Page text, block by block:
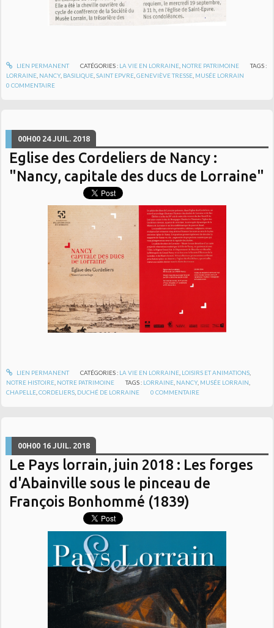
LIEN PERMANENT CATÉGORIES : LA VIE EN LORRAINE, NOTRE PATRIMOINE
TAGS :
LORRAINE NANCY, BASILIQUE ,SAINT EPVRE ,GENEVIÈVE TRESSE MUSÉE LORRAIN
0 COMMENTAIRE
00H00 24 JUIL. 2018
Eglise des Cordeliers de Nancy :
"Nancy, capitale des ducs de Lorraine"
LIEN PERMANENT CATÉGORIES : LA VIE EN LORRAINE, LOISIRS ET ANIMATIONS,
NOTRE HISTOIRE NOTRE PATRIMOINE TAGS : LORRAINE NANCY, MUSÉE LORRAIN
CHAPELLE ,CORDELIERS DUCHÉ DE LORRAINE 0 COMMENTAIRE
00H00 16 JUIL. 2018
Le Pays lorrain, juin 2018 : Les forges
d'Abainville sous le pinceau de
François Bonhommé (1839)